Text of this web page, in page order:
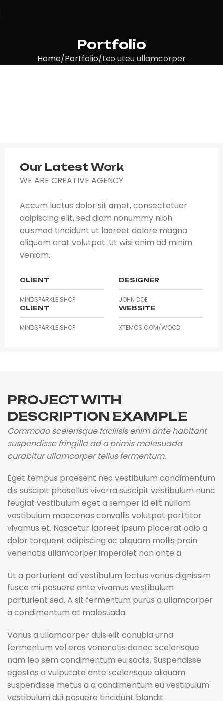
Portfolio
Home Portfolio Leo uteu ullamcorper
Our Latest Work
WE ARE CREATIVE AGENCY
Accum luctus dolor sit amet, consectetuer
adipiscing elit, sed diam nonummy nibh
euismod tincidunt ut laoreet dolore magna
aliquam erat volutpat. Ut wisi enim ad minim
veniam.
CLIENT
MINDSPARKLE SHOP
DESIGNER
JOHN DOE
CLIENT
MINDSPARKLE SHOP
WEBSITE
XTEMOS.COM/WOOD
PROJECT WITH
DESCRIPTION EXAMPLE
Commodo scelerisque facilisis enim ante habitant
suspendisse fringilla ad a primis malesuada
curabitur ullamcorper tellus fermentum.
Eget tempus praesent nec vestibulum condimentum
dis suscipit phasellus viverra suscipit vestibulum nunc
feugiat vestibulum eget a semper id elit nullam
vestibulum maecenas convallis volutpat porttitor
vivamus et. Nascetur laoreet ipsum placerat odio a
dolor torquent adipiscing ac aliquam mollis proin
venenatis ullamcorper imperdiet non ante a.
Ut a parturient ad vestibulum lectus varius dignissim
fusce mi posuere ante vivamus vestibulum
parturient sed. A sit fermentum purus a ullamcorper
a condimentum at malesuada.
Varius a ullamcorper duis elit conubia urna
fermentum vel eros venenatis donec scelerisque
nam leo sem condimentum eu sociis. Suspendisse
egestas a vulputate ante scelerisque aliquam
suspendisse metus a a condimentum eu vestibulum
vestibulum dui posuere tincidunt blandit.